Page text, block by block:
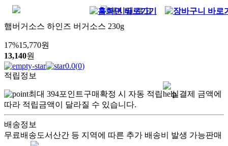
햄버거소스 하인즈 버거소스 230g
17%15,770원
13,140원
0.0(0)
적립정보
최대 394포인트구매확정 시 자동 적립
실결제 금액에
따라 적립금액이 달라질 수 있습니다.
배송정보
무료배송도서산간 등 지역에 따른 추가 배송비 발생 가능판매